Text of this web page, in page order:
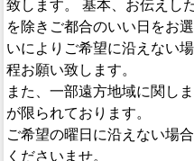
致します。 基本、お伝えし
を除きご都合のいい日をお
いによりご希望に沿えない
程お願い致します。
また、一部遠方地域に関し
が限られております。
ご希望の曜日に沿えない場
くださいませ。